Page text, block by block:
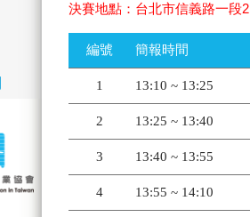
決賽地點：台北市信義路一段
編號 簡報時間
1 13:10 ~ 13:25
2 13:25 ~ 13:40
3 13:40 ~ 13:55
4 13:55 ~ 14:10